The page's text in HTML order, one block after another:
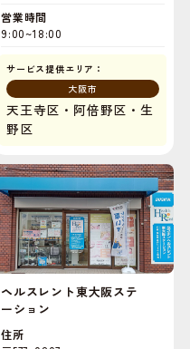
営業時間
9:00~18:00
サービス提供エリア：
大阪市
天王寺区・阿倍野区・生
野区
ヘルスレント東大阪ステ
ーション
住所